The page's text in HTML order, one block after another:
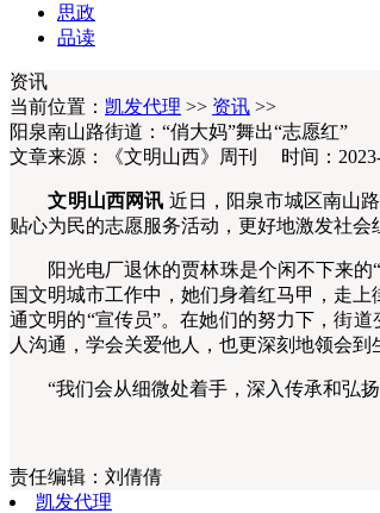
思政
品读
资讯
当前位置： 凯发代理 >> 资讯 >>
阳泉南山路街道：“俏大妈”舞出“志愿红”
文章来源：《文明山西》周刊 时间：
文明山西网讯 近日，阳泉市城区南山
贴心为民的志愿服务活动，更好地激发社会
阳光电厂退休的贾林珠是个闲不下来的“
国文明城市工作中，她们身着红马甲，走
通文明的“宣传员”。在她们的努力下，街
人沟通，学会关爱他人，也更深刻地领会到
“我们会从细微处着手，深入传承和弘扬
责任编辑： 刘倩倩
凯发代理